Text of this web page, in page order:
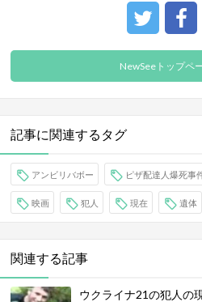
NewSeeトップペ
記事に関連するタグ
アンビリバボー ピザ配達人爆死事
映画 犯人 現在 遺体
関連する記事
ウクライナ21の犯人の